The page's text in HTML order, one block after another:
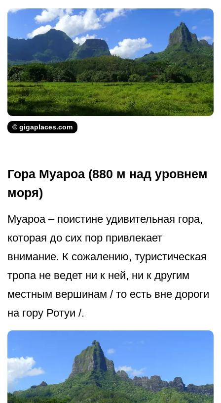
© gigaplaces.com
Гора Муароа (880 м над уровнем
моря)
Муароа – поистине удивительная гора,
которая до сих пор привлекает
внимание. К сожалению, туристическая
тропа не ведет ни к ней, ни к другим
местным вершинам / то есть вне дороги
на гору Ротуи /.